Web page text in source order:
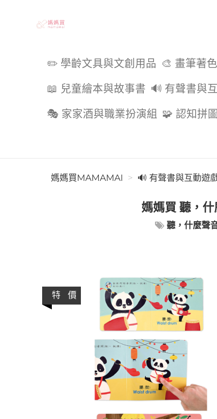
✏️ 學齡文具與文創用品 🎨 畫筆著
📖 兒童繪本與故事書 🔊 有聲書與
🎭 家家酒與職業扮演組 🧩 認知拼
媽媽買MAMAMAI 🔊 有聲書與互動遊
媽媽買 聽，
聽，什麼聲
特 價